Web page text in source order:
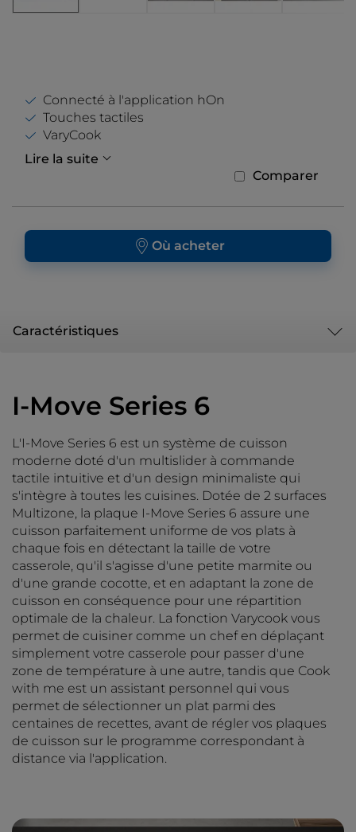
Connecté à l'application hOn
Touches tactiles
VaryCook
Lire la suite
Comparer
Où acheter
Caractéristiques
I-Move Series 6
L'I-Move Series 6 est un système de cuisson
moderne doté d'un multislider à commande
tactile intuitive et d'un design minimaliste qui
s'intègre à toutes les cuisines. Dotée de 2 surfaces
Multizone, la plaque I-Move Series 6 assure une
cuisson parfaitement uniforme de vos plats à
chaque fois en détectant la taille de votre
casserole, qu'il s'agisse d'une petite marmite ou
d'une grande cocotte, et en adaptant la zone de
cuisson en conséquence pour une répartition
optimale de la chaleur. La fonction Varycook vous
permet de cuisiner comme un chef en déplaçant
simplement votre casserole pour passer d'une
zone de température à une autre, tandis que Cook
with me est un assistant personnel qui vous
permet de sélectionner un plat parmi des
centaines de recettes, avant de régler vos plaques
de cuisson sur le programme correspondant à
distance via l'application.